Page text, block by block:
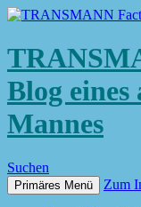
Blog
Mannes
Suchen
Primäres Menü Zum